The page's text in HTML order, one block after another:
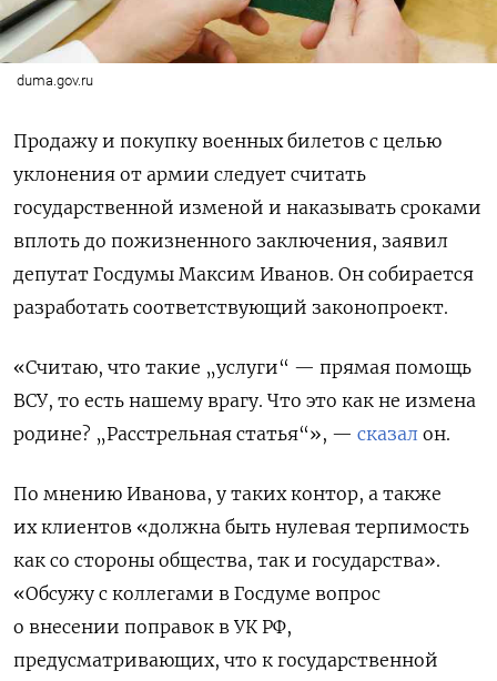
duma.gov.ru
Продажу и покупку военных билетов с целью
уклонения от армии следует считать
государственной изменой и наказывать сроками
вплоть до пожизненного заключения, заявил
депутат Госдумы Максим Иванов. Он собирается
разработать соответствующий законопроект.
«Считаю, что такие „услуги“ — прямая помощь
ВСУ, то есть нашему врагу. Что это как не измена
родине? „Расстрельная статья“», — сказал он.
По мнению Иванова, у таких контор, а также
их клиентов «должна быть нулевая терпимость
как со стороны общества, так и государства».
«Обсужу с коллегами в Госдуме вопрос
о внесении поправок в УК РФ,
предусматривающих, что к государственной